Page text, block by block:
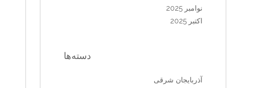
نوامبر 2025
اکتبر 2025
دسته‌ها
آذربایجان شرقی